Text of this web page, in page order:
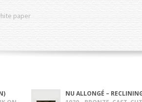
paper
NU ALLONGÉ –